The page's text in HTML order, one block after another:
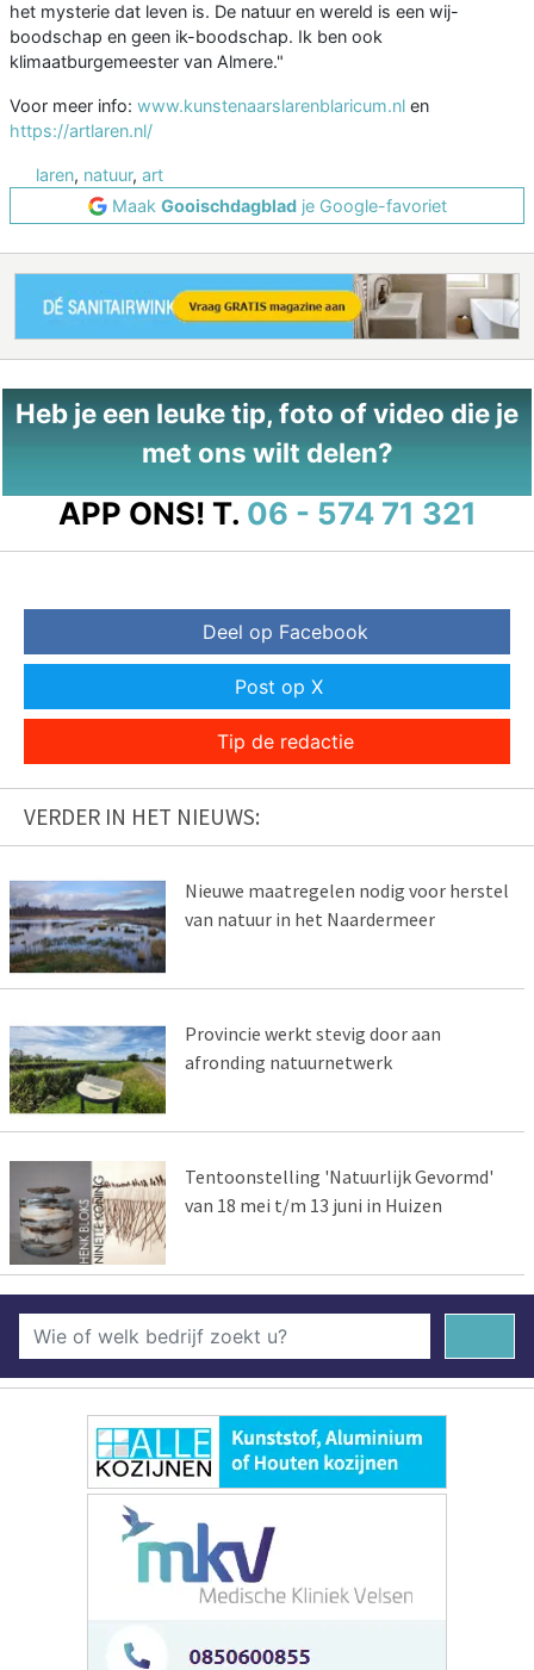
het mysterie dat leven is. De natuur en wereld is een wij-
boodschap en geen ik-boodschap. Ik ben ook
klimaatburgemeester van Almere."
Voor meer info: www.kunstenaarslarenblaricum.nl en
https://artlaren.nl/
laren, natuur, art
Maak Gooischdagbladje Google-favoriet
Heb je een leuke tip, foto of video die je
met ons wilt delen?
APP ONS! T. 06 - 574 71 321
Deel op Facebook
Post op X
Tip de redactie
VERDER IN HET NIEUWS:
Nieuwe maatregelen nodig voor herstel
van natuur in het Naardermeer
Provincie werkt stevig door aan
afronding natuurnetwerk
Tentoonstelling 'Natuurlijk Gevormd'
van 18 mei t/m 13 juni in Huizen